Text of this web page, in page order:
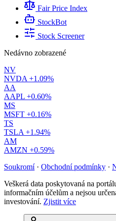
Fair Price Index
StockBot
Stock Screener
Nedávno zobrazené
NV
NVDA +1.09%
AA
AAPL +0.60%
MS
MSFT +0.16%
TS
TSLA +1.94%
AM
AMZN +0.59%
Soukromí · Obchodní podmínky ·
Veškerá data poskytovaná na
informačním účelům a nejsou
investování. Zjistit více